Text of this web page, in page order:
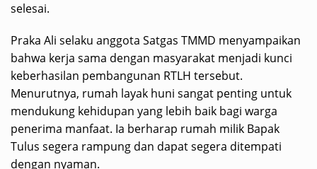
selesai.
Praka Ali selaku anggota Satgas TMMD menyampaikan
bahwa kerja sama dengan masyarakat menjadi kunci
keberhasilan pembangunan RTLH tersebut.
Menurutnya, rumah layak huni sangat penting untuk
mendukung kehidupan yang lebih baik bagi warga
penerima manfaat. Ia berharap rumah milik Bapak
Tulus segera rampung dan dapat segera ditempati
dengan nyaman.